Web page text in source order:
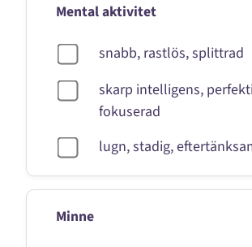
Mental aktivitet
snabb, rastlös, splittrad
skarp intelligens,
fokuserad
lugn, stadig,
Minne